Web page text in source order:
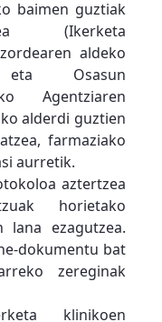
baimen guztiak
(Ikerketa
aldeko
eta Osasun
Agentziaren
alderdi guztien
farmaziako
aurretik.
aztertzea
horietako
lana ezagutzea.
dokumentu bat
zereginak
klinikoen